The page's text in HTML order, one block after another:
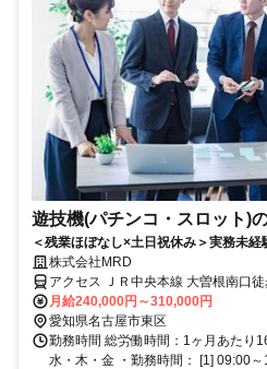
遊技機(パチンコ・スロット)
＜残業ほぼなし×土日祝休み＞実務未
株式会社MRD
アクセス ＪＲ中央本線 大曽根南口
知県）徒歩約6分、名鉄瀬戸線 大曽
月給240,000円～310,000円
愛知県名古屋市東区
勤務時間 総労働時間：1ヶ月あたり
水・木・金 ・勤務時間： [1] 09:00